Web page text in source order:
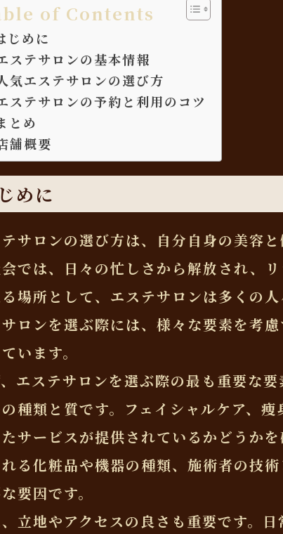
of Contents
じめに
ステサロンの基本情報
気エステサロンの選び方
ステサロンの予約と利用のコツ
とめ
舗概要
めに
サロンの選び方は、自分自身の美容
では、日々の忙しさから解放され、
場所として、エステサロンは多くの
ロンを選ぶ際には、様々な要素を考
います。
エステサロンを選ぶ際の最も重要な
種類と質です。フェイシャルケア、
サービスが提供されているかどうか
る化粧品や機器の種類、施術者の技
要因です。
立地やアクセスの良さも重要です。